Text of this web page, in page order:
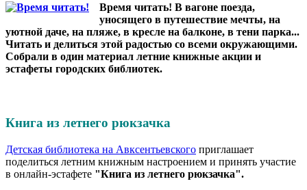
Время читать! В вагоне поезда,
уносящего в путешествие мечты, на
уютной даче, на пляже, в кресле на балконе, в тени парка...
Читать и делиться этой радостью со всеми окружающими.
Собрали в один материал летние книжные акции и
эстафеты городских библиотек.
Книга из летнего рюкзачка
Детская библиотека на Авксентьевского приглашает
поделиться летним книжным настроением и принять участие
в онлайн-эстафете "Книга из летнего рюкзачка".